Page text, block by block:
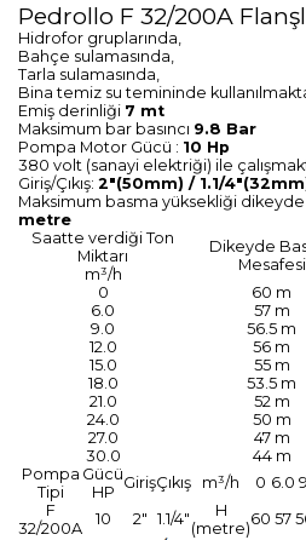
Pedrollo F 32/200A
Hidrofor gruplarında,
Bahçe sulamasında,
Tarla sulamasında,
Bina temiz su temininde
Emiş derinliği 7 mt
Maksimum bar basıncı 9.8 Bar
Pompa Motor Gücü : 10 Hp
380 volt (sanayi elektriği) ile
Giriş/Çıkış: 2"(50mm) / 1.1/
Maksimum basma yüksekliği dikeyde
metre
Saatte verdiği Ton
Miktarı
m³/h
Dikeyde
Mesafesi
0
60 m
6.0
57 m
9.0
56.5 m
12.0
56 m
15.0
55 m
18.0
53.5 m
21.0
52 m
24.0
50 m
27.0
47 m
30.0
44 m
Pompa
Tipi
Gücü
HP
GirişÇıkış m³/h 0 6.0
F
32/200A
10 2" 1.1/4"
H
(metre)
60 57